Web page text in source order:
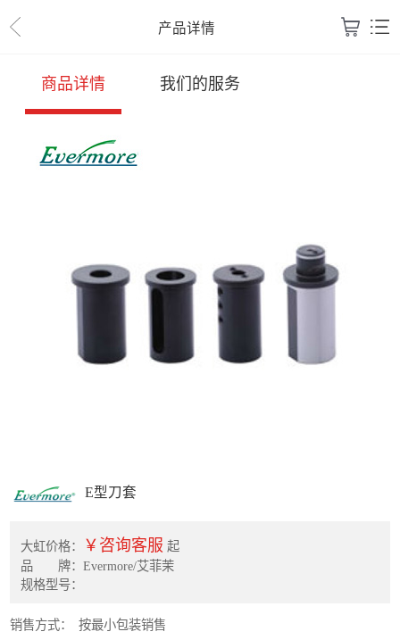
产品详情
商品详情 我们的服务
E型刀套
大虹价格： ￥咨询客服 起
品 牌：Evermore/艾菲茉
规格型号：
销售方式： 按最小包装销售